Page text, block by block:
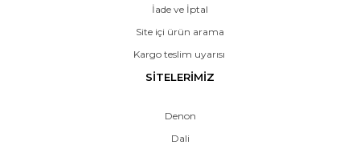
İade ve İptal
Site içi ürün arama
Kargo teslim uyarısı
SİTELERİMİZ
Denon
Dali